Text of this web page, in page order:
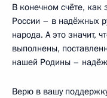
В конечном счёте, как
России – в надёжных
народа. А это значит,
выполнены,
нашей Родины –
Верю в вашу